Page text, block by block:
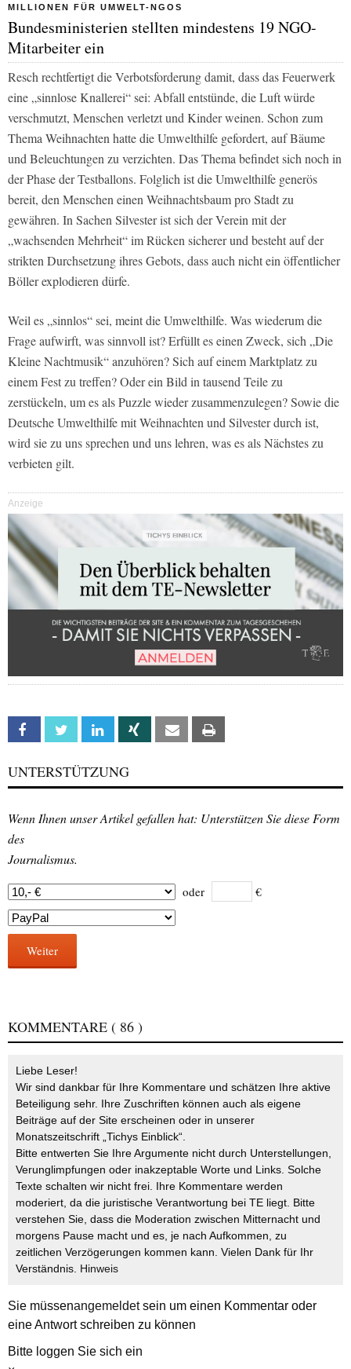
MILLIONEN FÜR UMWELT-NGOS
Bundesministerien stellten mindestens 19 NGO-
Mitarbeiter ein
Resch rechtfertigt die Verbotsforderung damit, dass das Feuerwerk
eine „sinnlose Knallerei“ sei: Abfall entstünde, die Luft würde
verschmutzt, Menschen verletzt und Kinder weinen. Schon zum
Thema Weihnachten hatte die Umwelthilfe gefordert, auf Bäume
und Beleuchtungen zu verzichten. Das Thema befindet sich noch in
der Phase der Testballons. Folglich ist die Umwelthilfe generös
bereit, den Menschen einen Weihnachtsbaum pro Stadt zu
gewähren. In Sachen Silvester ist sich der Verein mit der
„wachsenden Mehrheit“ im Rücken sicherer und besteht auf der
strikten Durchsetzung ihres Gebots, dass auch nicht ein öffentlicher
Böller explodieren dürfe.
Weil es „sinnlos“ sei, meint die Umwelthilfe. Was wiederum die
Frage aufwirft, was sinnvoll ist? Erfüllt es einen Zweck, sich „Die
Kleine Nachtmusik“ anzuhören? Sich auf einem Marktplatz zu
einem Fest zu treffen? Oder ein Bild in tausend Teile zu
zerstückeln, um es als Puzzle wieder zusammenzulegen? Sowie die
Deutsche Umwelthilfe mit Weihnachten und Silvester durch ist,
wird sie zu uns sprechen und uns lehren, was es als Nächstes zu
verbieten gilt.
Anzeige
Facebook Twitter Linkedin Xing Email
UNTERSTÜTZUNG
Wenn Ihnen unser Artikel gefallen hat: Unterstützen Sie diese Form
des
Journalismus.
oder €
Weiter
KOMMENTARE ( 86 )
Liebe Leser!
Wir sind dankbar für Ihre Kommentare und schätzen Ihre aktive
Beteiligung sehr. Ihre Zuschriften können auch als eigene
Beiträge auf der Site erscheinen oder in unserer
Monatszeitschrift „Tichys Einblick“.
Bitte entwerten Sie Ihre Argumente nicht durch Unterstellungen,
Verunglimpfungen oder inakzeptable Worte und Links. Solche
Texte schalten wir nicht frei. Ihre Kommentare werden
moderiert, da die juristische Verantwortung bei TE liegt. Bitte
verstehen Sie, dass die Moderation zwischen Mitternacht und
morgens Pause macht und es, je nach Aufkommen, zu
zeitlichen Verzögerungen kommen kann. Vielen Dank für Ihr
Verständnis. Hinweis
Sie müssenangemeldetsein um einen Kommentar oder
eine Antwort schreiben zu können
Bitte loggen Sie sich ein